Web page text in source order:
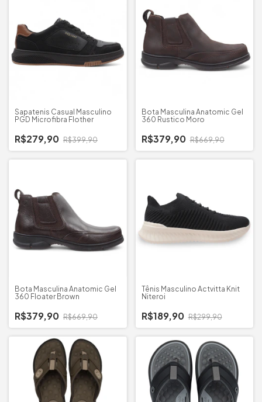
Sapatenis Casual Masculino
PGD Microfibra Flother
R$279,90 R$399,90
Bota Masculina Anatomic Gel
360 Rustico Moro
R$379,90 R$669,90
Bota Masculina Anatomic Gel
360 Floater Brown
R$379,90 R$669,90
Tênis Masculino Actvitta Knit
Niteroi
R$189,90 R$299,90